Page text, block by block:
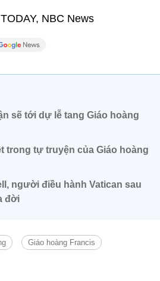
NBC News
sẽ tới dự lễ tang Giáo hoàng
trong tự truyện của Giáo hoàng
người điều hành Vatican sau
đời
Giáo hoàng Francis